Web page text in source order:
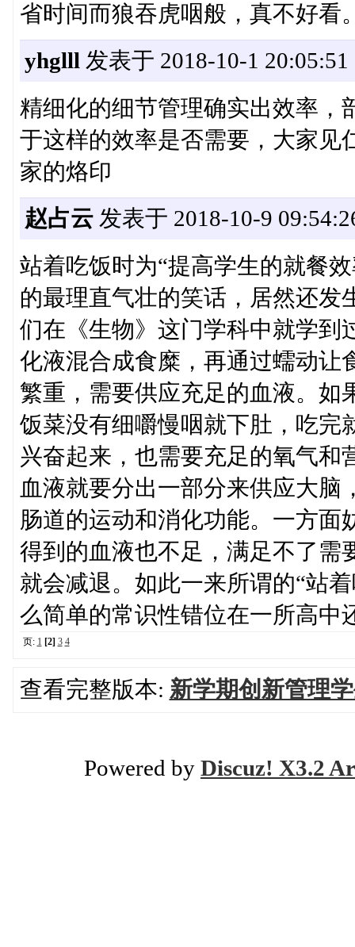
省时间而狼吞虎咽般，真不好看
yhglll 发表于 2018-10-1 20:05:51
精细化的细节管理确实出效率，
于这样的效率是否需要，大家见
家的烙印
赵占云发表于 2018-10-9
站着吃饭时为“提高学生的就餐
的最理直气壮的笑话，居然还发
们在《生物》这门学科中就学到
化液混合成食糜，再通过蠕动让
繁重，需要供应充足的血液。如
饭菜没有细嚼慢咽就下肚，吃完
兴奋起来，也需要充足的氧气和
血液就要分出一部分来供应大
肠道的运动和消化功能。一方面
得到的血液也不足，满足不了需
就会减退。如此一来所谓的“站
么简单的常识性错位在一所高中
页: 1 [2] 3 4
查看完整版本: 新学期创新管理
Powered by Discuz! X3.2